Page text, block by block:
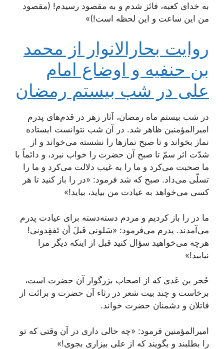
به خدای کعبه، فائز شدم و به مقصود رسیدم! (مقصود
من این ساعت و این لحظه است!)»
روایت بحارالانوار از محمد
بن حنفیه و اوضاع امام
علی در شب بیستم رمضان
در شب بیستم ماه رمضان، آثار زهر در قدم‌های پدرم
امیرالمؤمنین ظاهر شد. در آن شب نتوانست ایستاده
نماز بخواند و تا صبح نمازها را نشسته می‌خواند و از
شدّت اثر سمّ تا صبح آن حضرت را خواب نبرد، و دائماً با
ما صحبت می‌کرد و ما را به غیب دلالت می‌کرد و ما را
تسلّی می‌داد. صبح که شد فرمود: «در را باز کنید تا هر
کسی می‌خواهد به عیادت من بیاید، بیاید!»
ما در را باز کردیم و مردم دسته‌دسته برای عیادت پدرم
می‌آمدند. پدرم می‌فرمود: «سَلونی قَبلَ أن تَفقِدونی!
هرچه می‌خواهید سؤال کنید قبل از اینکه دیگر مرا
نیابید!»
حُجر بن عَدی که از اصحاب بزرگوار آن حضرت است،
برخاست و چند بیت شعر در رثاء آن حضرت و برائت از
قاتلان و دشمنان حضرت خواند.
امیرالمؤمنین فرمود: «چه حالی داری در آن وقتی که تو
را بطلبند و بگویند که از علی بیزاری بجوی!»